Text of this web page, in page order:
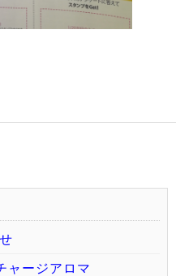
ャージアロマ